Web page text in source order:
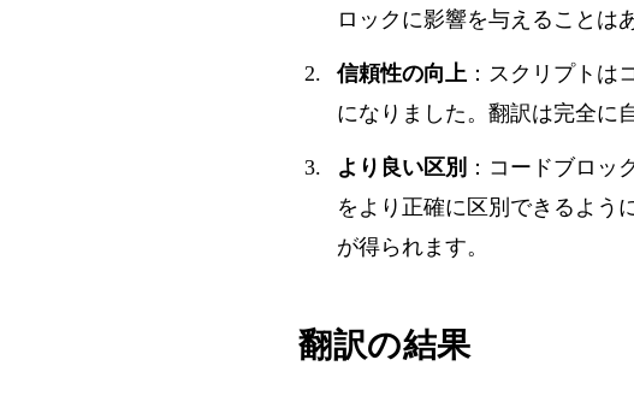
ロックに影響を与えることは
信頼性の向上 ：スクリプトは
になりました。翻訳は完全に
より良い区別 ：コードブロッ
をより正確に区別できるよう
が得られます。
翻訳の結果